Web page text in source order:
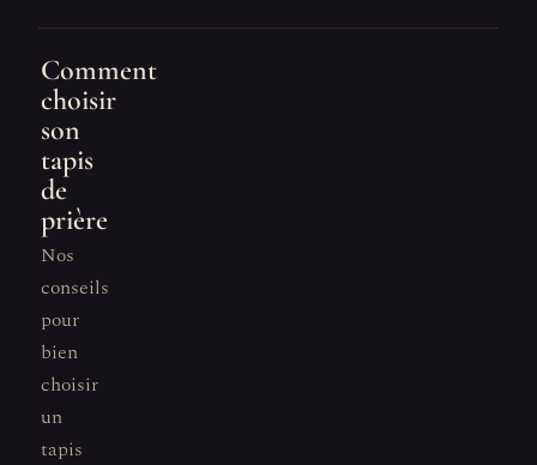
Comment
choisir
son
tapis
de
prière
Nos
conseils
pour
bien
choisir
un
tapis